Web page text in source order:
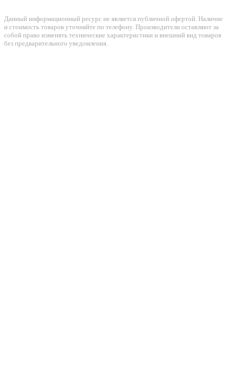
Данный информационный ресурс не является публичной офертой. Наличие
и стоимость товаров уточняйте по телефону. Производители оставляют за
собой право изменять технические характеристики и внешний вид товаров
без предварительного уведомления.